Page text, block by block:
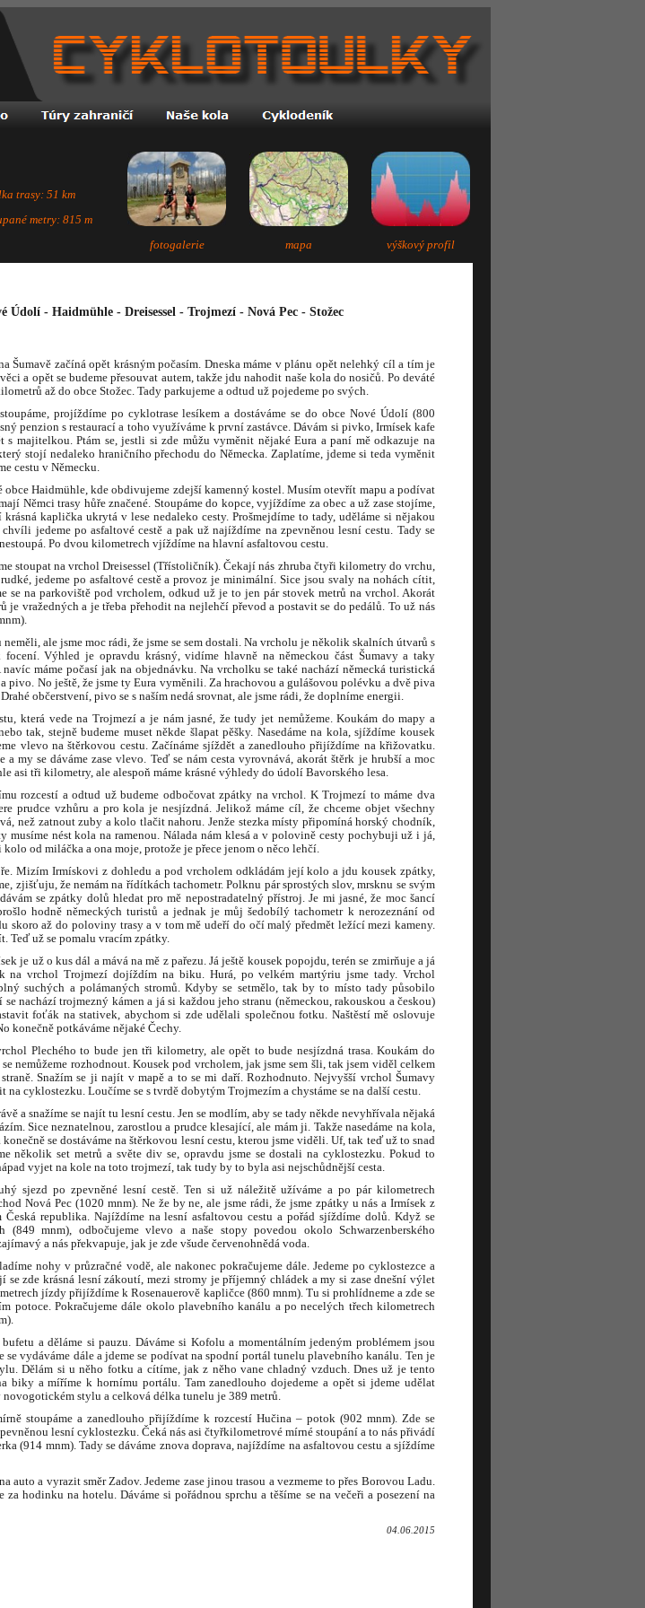
Údolí - Haidmühle - Dreisessel - Trojmezí - Nová Pec - Stožec
Šumavě začíná opět krásným počasím. Dneska máme v plánu opět nelehký cíl a tím je
a opět se budeme přesouvat autem, takže jdu nahodit naše kola do nosičů. Po deváté
až do obce Stožec. Tady parkujeme a odtud už pojedeme po svých.
projíždíme po cyklotrase lesíkem a dostáváme se do obce Nové Údolí (800
penzion s restaurací a toho využíváme k první zastávce. Dávám si pivko, Irmísek kafe
majitelkou. Ptám se, jestli si zde můžu vyměnit nějaké Eura a paní mě odkazuje na
stojí nedaleko hraničního přechodu do Německa. Zaplatíme, jdeme si teda vyměnit
cestu v Německu.
obce Haidmühle, kde obdivujeme zdejší kamenný kostel. Musím otevřít mapu a podívat
Němci trasy hůře značené. Stoupáme do kopce, vyjíždíme za obec a už zase stojíme,
kaplička ukrytá v lese nedaleko cesty. Prošmejdíme to tady, uděláme si nějakou
jedeme po asfaltové cestě a pak už najíždíme na zpevněnou lesní cestu. Tady se
Po dvou kilometrech vjíždíme na hlavní asfaltovou cestu.
stoupat na vrchol Dreisessel (Třístoličník). Čekají nás zhruba čtyři kilometry do vrchu,
jedeme po asfaltové cestě a provoz je minimální. Sice jsou svaly na nohách cítit,
se na parkoviště pod vrcholem, odkud už je to jen pár stovek metrů na vrchol. Akorát
je vražedných a je třeba přehodit na nejlehčí převod a postavit se do pedálů. To už nás
ale jsme moc rádi, že jsme se sem dostali. Na vrcholu je několik skalních útvarů s
Výhled je opravdu krásný, vidíme hlavně na německou část Šumavy a taky
navíc máme počasí jak na objednávku. Na vrcholku se také nachází německá turistická
pivo. No ještě, že jsme ty Eura vyměnili. Za hrachovou a gulášovou polévku a dvě piva
občerstvení, pivo se s naším nedá srovnat, ale jsme rádi, že doplníme energii.
která vede na Trojmezí a je nám jasné, že tudy jet nemůžeme. Koukám do mapy a
tak, stejně budeme muset někde šlapat pěšky. Nasedáme na kola, sjíždíme kousek
vlevo na štěrkovou cestu. Začínáme sjíždět a zanedlouho přijíždíme na křižovatku.
a my se dáváme zase vlevo. Teď se nám cesta vyrovnává, akorát štěrk je hrubší a moc
asi tři kilometry, ale alespoň máme krásné výhledy do údolí Bavorského lesa.
rozcestí a odtud už budeme odbočovat zpátky na vrchol. K Trojmezí to máme dva
prudce vzhůru a pro kola je nesjízdná. Jelikož máme cíl, že chceme objet všechny
než zatnout zuby a kolo tlačit nahoru. Jenže stezka místy připomíná horský chodník,
musíme nést kola na ramenou. Nálada nám klesá a v polovině cesty pochybuji už i já,
od miláčka a ona moje, protože je přece jenom o něco lehčí.
Mizím Irmískovi z dohledu a pod vrcholem odkládám její kolo a jdu kousek zpátky,
zjišťuju, že nemám na řídítkách tachometr. Polknu pár sprostých slov, mrsknu se svým
se zpátky dolů hledat pro mě nepostradatelný přístroj. Je mi jasné, že moc šancí
hodně německých turistů a jednak je můj šedobílý tachometr k nerozeznání od
skoro až do poloviny trasy a v tom mě udeří do očí malý předmět ležící mezi kameny.
Teď už se pomalu vracím zpátky.
je už o kus dál a mává na mě z pařezu. Já ještě kousek popojdu, terén se zmirňuje a já
na vrchol Trojmezí dojíždím na biku. Hurá, po velkém martýriu jsme tady. Vrchol
suchých a polámaných stromů. Kdyby se setmělo, tak by to místo tady působilo
nachází trojmezný kámen a já si každou jeho stranu (německou, rakouskou a českou)
foťák na stativek, abychom si zde udělali společnou fotku. Naštěstí mě oslovuje
konečně potkáváme nějaké Čechy.
Plechého to bude jen tři kilometry, ale opět to bude nesjízdná trasa. Koukám do
nemůžeme rozhodnout. Kousek pod vrcholem, jak jsme sem šli, tak jsem viděl celkem
Snažím se ji najít v mapě a to se mi daří. Rozhodnuto. Nejvyšší vrchol Šumavy
na cyklostezku. Loučíme se s tvrdě dobytým Trojmezím a chystáme se na další cestu.
a snažíme se najít tu lesní cestu. Jen se modlím, aby se tady někde nevyhřívala nějaká
Sice neznatelnou, zarostlou a prudce klesající, ale mám ji. Takže nasedáme na kola,
se dostáváme na štěrkovou lesní cestu, kterou jsme viděli. Uf, tak teď už to snad
několik set metrů a světe div se, opravdu jsme se dostali na cyklostezku. Pokud to
vyjet na kole na toto trojmezí, tak tudy by to byla asi nejschůdnější cesta.
sjezd po zpevněné lesní cestě. Ten si už náležitě užíváme a po pár kilometrech
Nová Pec (1020 mnm). Ne že by ne, ale jsme rádi, že jsme zpátky u nás a Irmísek z
republika. Najíždíme na lesní asfaltovou cestu a pořád sjíždíme dolů. Když se
(849 mnm), odbočujeme vlevo a naše stopy povedou okolo Schwarzenberského
a nás překvapuje, jak je zde všude červenohnědá voda.
nohy v průzračné vodě, ale nakonec pokračujeme dále. Jedeme po cyklostezce a
se zde krásná lesní zákoutí, mezi stromy je příjemný chládek a my si zase dnešní výlet
jízdy přijíždíme k Rosenauerově kapličce (860 mnm). Tu si prohlídneme a zde se
potoce. Pokračujeme dále okolo plavebního kanálu a po necelých třech kilometrech
a děláme si pauzu. Dáváme si Kofolu a momentálním jedeným problémem jsou
se vydáváme dále a jdeme se podívat na spodní portál tunelu plavebního kanálu. Ten je
Dělám si u něho fotku a cítíme, jak z něho vane chladný vzduch. Dnes už je tento
biky a míříme k hornímu portálu. Tam zanedlouho dojedeme a opět si jdeme udělat
stylu a celková délka tunelu je 389 metrů.
stoupáme a zanedlouho přijíždíme k rozcestí Hučina – potok (902 mnm). Zde se
lesní cyklostezku. Čeká nás asi čtyřkilometrové mírné stoupání a to nás přivádí
(914 mnm). Tady se dáváme znova doprava, najíždíme na asfaltovou cestu a sjíždíme
auto a vyrazit směr Zadov. Jedeme zase jinou trasou a vezmeme to přes Borovou Ladu.
za hodinku na hotelu. Dáváme si pořádnou sprchu a těšíme se na večeři a posezení na
04.06.2015
trasy: 51 km
metry: 815 m
fotogalerie
mapa výškový profil